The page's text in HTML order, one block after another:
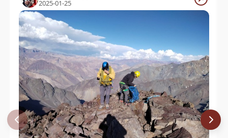
2025-01-25